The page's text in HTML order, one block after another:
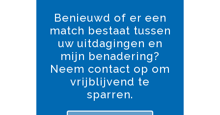
Benieuwd of er een
match bestaat tussen
uw uitdagingen en
mijn benadering?
Neem contact op om
vrijblijvend te
sparren.